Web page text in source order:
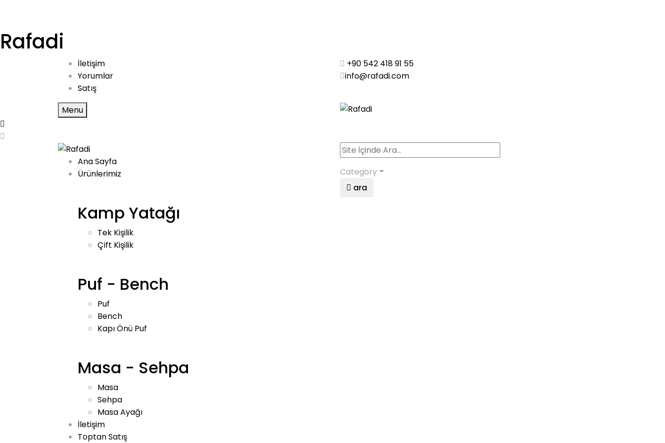
Rafadi
İletişim
Yorumlar
Satış
+90 542 418 91 55
info@rafadi.com
Menu
Ana Sayfa
Ürünlerimiz
Kamp Yatağı
Tek Kişilik
Çift Kişilik
Puf - Bench
Puf
Bench
Kapı Önü Puf
Masa - Sehpa
Masa
Sehpa
Masa Ayağı
İletişim
Toptan Satış
Category
ara